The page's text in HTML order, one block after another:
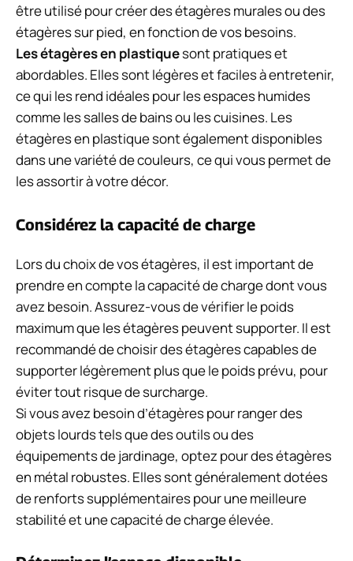
être utilisé pour créer des étagères murales ou des
étagères sur pied, en fonction de vos besoins.
Les étagères en plastiquesont pratiques et
abordables. Elles sont légères et faciles à entretenir,
ce qui les rend idéales pour les espaces humides
comme les salles de bains ou les cuisines. Les
étagères en plastique sont également disponibles
dans une variété de couleurs, ce qui vous permet de
les assortir à votre décor.
Considérez la capacité de charge
Lors du choix de vos étagères, il est important de
prendre en compte la capacité de charge dont vous
avez besoin. Assurez-vous de vérifier le poids
maximum que les étagères peuvent supporter. Il est
recommandé de choisir des étagères capables de
supporter légèrement plus que le poids prévu, pour
éviter tout risque de surcharge.
Si vous avez besoin d’étagères pour ranger des
objets lourds tels que des outils ou des
équipements de jardinage, optez pour des étagères
en métal robustes. Elles sont généralement dotées
de renforts supplémentaires pour une meilleure
stabilité et une capacité de charge élevée.